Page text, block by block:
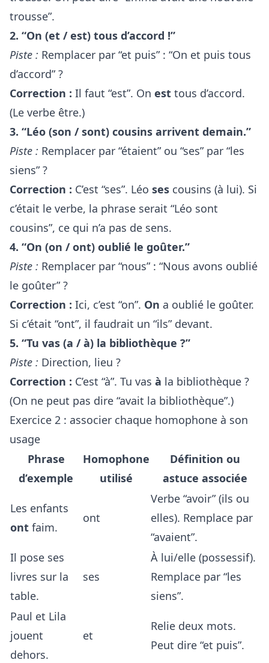
trousse”.
2. “On (et / est) tous d’accord !”
Piste : Remplacer par “et puis” : “On et puis tous
d’accord” ?
Correction : Il faut “est”. On est tous d’accord.
(Le verbe être.)
3. “Léo (son / sont) cousins arrivent demain.”
Piste : Remplacer par “étaient” ou “ses” par “les
siens” ?
Correction : C’est “ses”. Léo ses cousins (à lui). Si
c’était le verbe, la phrase serait “Léo sont
cousins”, ce qui n’a pas de sens.
4. “On (on / ont) oublié le goûter.”
Piste : Remplacer par “nous” : “Nous avons oublié
le goûter” ?
Correction : Ici, c’est “on”. On a oublié le goûter.
Si c’était “ont”, il faudrait un “ils” devant.
5. “Tu vas (a / à) la bibliothèque ?”
Piste : Direction, lieu ?
Correction : C’est “à”. Tu vas à la bibliothèque ?
(On ne peut pas dire “avait la bibliothèque”.)
Exercice 2 : associer chaque homophone à son
usage
Phrase
d’exemple
Homophone
utilisé
Définition ou
astuce associée
Les enfants
ont faim.
ont
Verbe “avoir” (ils ou
elles). Remplace par
“avaient”.
Il pose ses
livres sur la
table.
ses
À lui/elle (possessif).
Remplace par “les
siens”.
Paul et Lila
jouent
dehors.
et
Relie deux mots.
Peut dire “et puis”.